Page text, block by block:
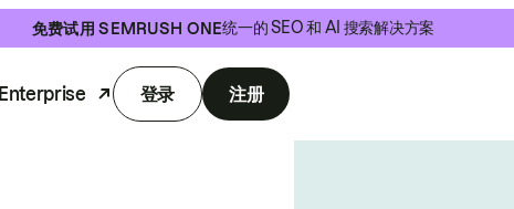
免费试用 SEMRUSH ONE统一的 SEO 和 AI 搜索解决方案
Enterprise 登录 注册